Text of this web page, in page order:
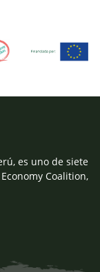
es uno de siete
Coalition,